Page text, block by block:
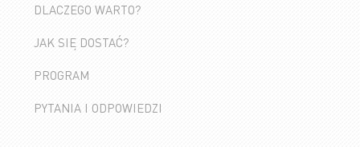
DLACZEGO WARTO?
JAK SIĘ DOSTAĆ?
PROGRAM
PYTANIA I ODPOWIEDZI